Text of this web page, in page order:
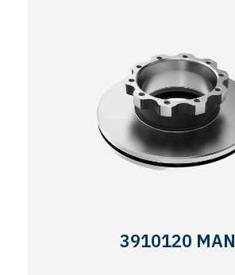
3910120 MAN